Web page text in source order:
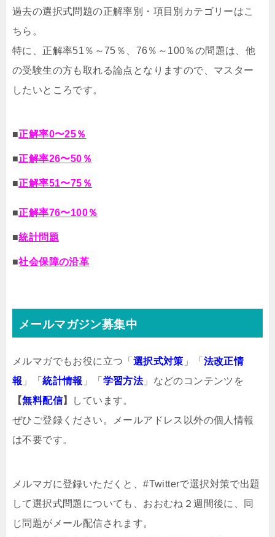
過去の選択式問題の正解率別・項目別カテゴリーはこ
ちら。
特に、正解率51％～75％、76％～100％の問題は、他
の受験生の方も取れる論点となりますので、マスター
したいところです。
■正解率0〜25％
■正解率26〜50％
■正解率51〜75％
■正解率76〜100％
■統計問題
■社会保障の沿革
メールマガジン募集中
メルマガでもお役に立つ「 選択式対策 」「 法改正情
報 」「統計情報 」「 学習方法」などのコンテンツを
【無料配信】
しています。
ぜひご登録ください。メールアドレス以外の個人情報
は不要です。
メルマガに登録いただくと、#Twitterで選択対策で出題
して選択式問題についても、おおむね２週間後に、同
じ問題がメール配信されます。